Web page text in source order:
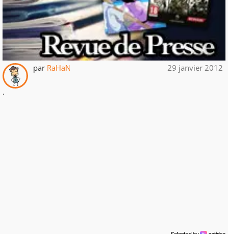
par RaHaN 29 janvier 2012
.